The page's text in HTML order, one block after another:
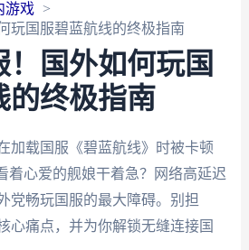
游戏
玩国服碧蓝航线的终极指南
！国外如何玩国
的终极指南
加载国服《碧蓝航线》时被卡顿
着心爱的舰娘干着急？网络高延迟
党畅玩国服的最大障碍。别担
心痛点，并为你解锁无缝连接国